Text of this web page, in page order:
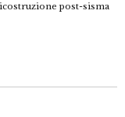
post-sisma